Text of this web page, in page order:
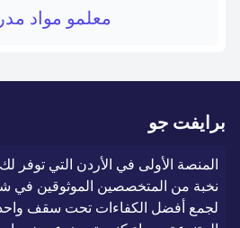
معلمو مواد
برايفت جو
المنصة الأولى في الأردن التي توفر
نخبة من المتخصصين الموثوقين في
لجمع أفضل الكفاءات تحت سقف واحد